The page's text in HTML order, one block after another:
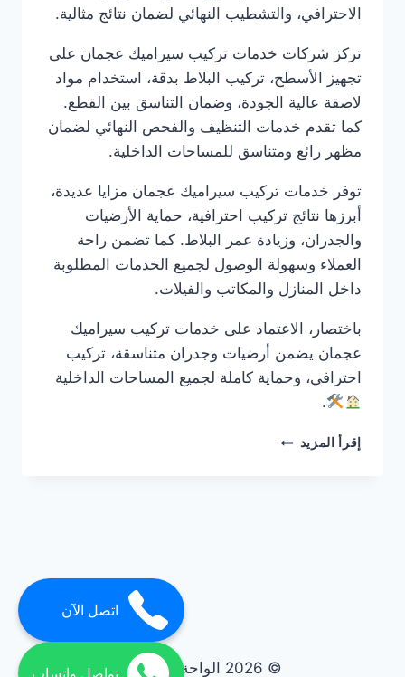
الاحترافي، والتشطيب النهائي لضمان نتائج مثالية.
تركز شركات خدمات تركيب سيراميك عجمان على
تجهيز الأسطح، تركيب البلاط بدقة، استخدام مواد
لاصقة عالية الجودة، وضمان التناسق بين القطع.
كما تقدم خدمات التنظيف والفحص النهائي لضمان
مظهر رائع ومتناسق للمساحات الداخلية.
توفر خدمات تركيب سيراميك عجمان مزايا عديدة،
أبرزها نتائج تركيب احترافية، حماية الأرضيات
والجدران، وزيادة عمر البلاط. كما تضمن راحة
العملاء وسهولة الوصول لجميع الخدمات المطلوبة
داخل المنازل والمكاتب والفيلات.
باختصار، الاعتماد على خدمات تركيب سيراميك
عجمان يضمن أرضيات وجدران متناسقة، تركيب
احترافي، وحماية كاملة لجميع المساحات الداخلية
.
إقرأ المزيد شركة
© 2026 الواحة elwaha
اتصل الآن
تواصل واتساب